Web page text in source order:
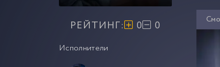
РЕЙТИНГ: 0 0
Исполнители